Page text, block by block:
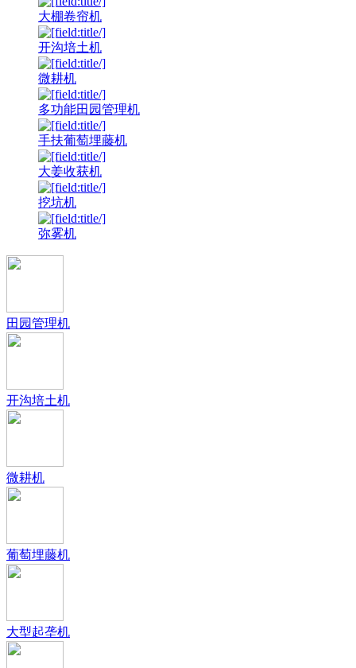
大棚卷帘机
开沟培土机
微耕机
多功能田园管理机
手扶葡萄埋藤机
大姜收获机
挖坑机
弥雾机
田园管理机
开沟培土机
微耕机
葡萄埋藤机
大型起垄机